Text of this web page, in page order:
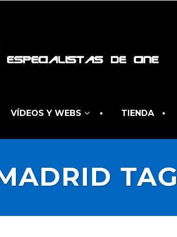
VÍDEOS Y WEBS TIENDA
TAG